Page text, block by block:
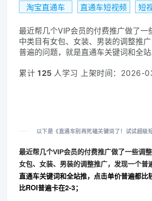
淘宝直通车 直通车短视频 短
最近帮几个VIP会员的付费推广做了一
中类目有女包、女装、男装的调整推
普遍的问题，就是直通车关键词和全站
累计 125 人学习 上架时间：2026-
以下是《直通车别再死磕关键词了！试试超级
最近帮几个VIP会员的付费推广做了一些调
女包、女装、男装的调整推广，发现一个普
直通车关键词和全站推，点击单价普遍都比
比ROI普遍卡在2-3；